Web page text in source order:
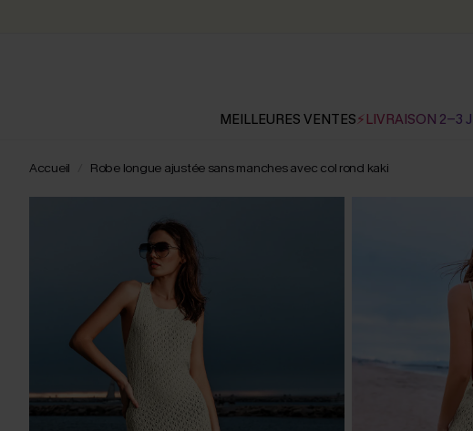
MEILLEURES VENTES⚡LIVRAISON 2-3 J
Accueil Robe longue ajustée sans manches avec col rond kaki